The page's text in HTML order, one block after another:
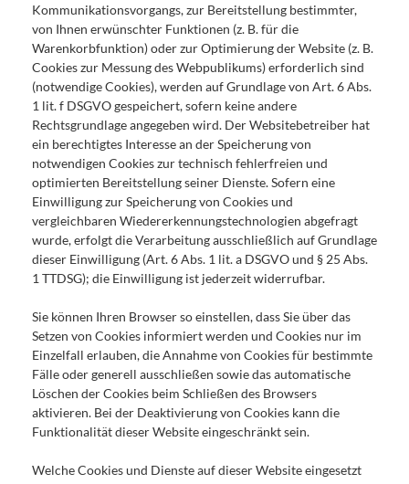
Kommunikationsvorgangs, zur Bereitstellung bestimmter,
von Ihnen erwünschter Funktionen (z. B. für die
Warenkorbfunktion) oder zur Optimierung der Website (z. B.
Cookies zur Messung des Webpublikums) erforderlich sind
(notwendige Cookies), werden auf Grundlage von Art. 6 Abs.
1 lit. f DSGVO gespeichert, sofern keine andere
Rechtsgrundlage angegeben wird. Der Websitebetreiber hat
ein berechtigtes Interesse an der Speicherung von
notwendigen Cookies zur technisch fehlerfreien und
optimierten Bereitstellung seiner Dienste. Sofern eine
Einwilligung zur Speicherung von Cookies und
vergleichbaren Wiedererkennungstechnologien abgefragt
wurde, erfolgt die Verarbeitung ausschließlich auf Grundlage
dieser Einwilligung (Art. 6 Abs. 1 lit. a DSGVO und § 25 Abs.
1 TTDSG); die Einwilligung ist jederzeit widerrufbar.
Sie können Ihren Browser so einstellen, dass Sie über das
Setzen von Cookies informiert werden und Cookies nur im
Einzelfall erlauben, die Annahme von Cookies für bestimmte
Fälle oder generell ausschließen sowie das automatische
Löschen der Cookies beim Schließen des Browsers
aktivieren. Bei der Deaktivierung von Cookies kann die
Funktionalität dieser Website eingeschränkt sein.
Welche Cookies und Dienste auf dieser Website eingesetzt